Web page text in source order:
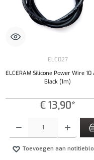
ELC027
ELCERAM Silicone Power Wire 10
Black (1m)
€ 13,90*
Toevoegen aan